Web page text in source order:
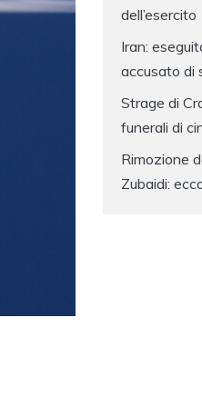
dell’esercito
Iran:
accusato di
Strage di
funerali di
Rimozione
Zubaidi: